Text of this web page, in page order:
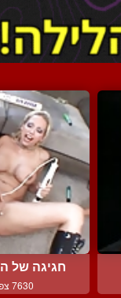
חגיגה של
7630 צפיות